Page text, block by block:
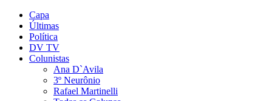
Capa
Últimas
Política
DV TV
Colunistas
Ana D`Avila
3º Neurônio
Rafael Martinelli